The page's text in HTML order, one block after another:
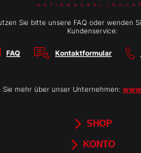
Sie bitte unsere FAQ oder wenden
Kundenservice:
FAQ Kontaktformular
Sie mehr über unser Unternehmen:
SHOP
Magazine
Börsenbriefe
Aktien-Reports
HEBELTRADER
TradingDay
Bücher
Newsletter
Merchandise
Gutscheine
KONTO